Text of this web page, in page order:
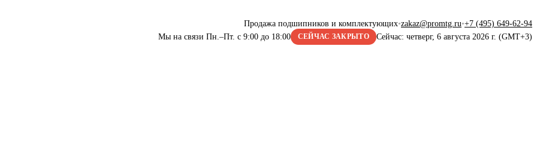
Продажа подшипников и комплектующих•zakaz@promtg.ru•+7 (495) 649-62-94
Мы на связи Пн.–Пт. с 9:00 до 18:00
СЕЙЧАС ЗАКРЫТО Сейчас: четверг, 6 августа 2026 г. (GMT+3)